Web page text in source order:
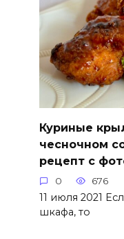
Куриные
чесночном
рецепт с
0 676
11 июля 2021
шкафа, то